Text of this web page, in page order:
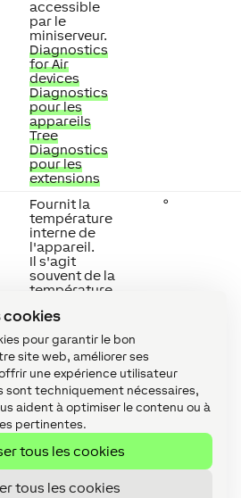
cookies
pour garantir le bon
site web, améliorer ses
une expérience utilisateur
sont techniquement nécessaires,
aident à optimiser le contenu ou à
pertinentes.
tous les cookies
tous les cookies
accessible
par le
miniserveur.
Diagnostics
for Air
devices
Diagnostics
pour les
appareils
Tree
Diagnostics
pour les
extensions
Fournit la
température
interne de
l'appareil.
Il s'agit
souvent de la
température
processeur
ou d'un autre
emplacement
de l'appareil.
°